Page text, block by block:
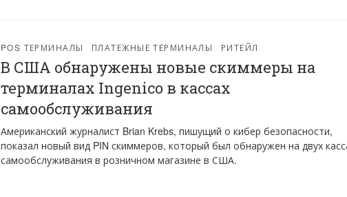
POS ТЕРМИНАЛЫ ПЛАТЕЖНЫЕ ТЕРМИНАЛЫ РИТЕЙЛ
В США обнаружены новые скиммеры на
терминалах Ingenico в кассах
самообслуживания
Американский журналист Brian Krebs, пишущий о кибер безопасности,
показал новый вид PIN скиммеров, который был обнаружен на двух
самообслуживания в розничном магазине в США.